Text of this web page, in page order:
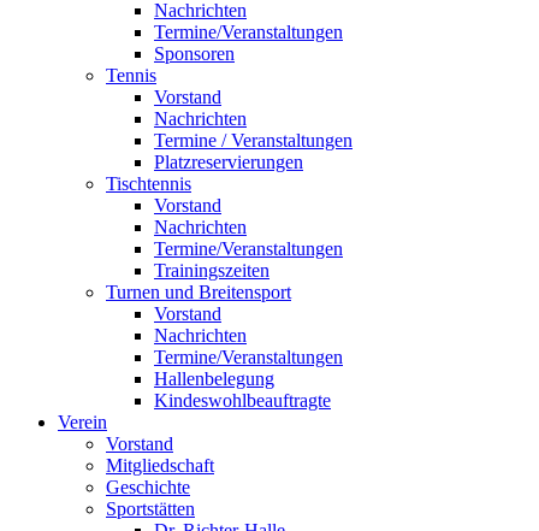
Nachrichten
Termine/Veranstaltungen
Sponsoren
Tennis
Vorstand
Nachrichten
Termine / Veranstaltungen
Platzreservierungen
Tischtennis
Vorstand
Nachrichten
Termine/Veranstaltungen
Trainingszeiten
Turnen und Breitensport
Vorstand
Nachrichten
Termine/Veranstaltungen
Hallenbelegung
Kindeswohlbeauftragte
Verein
Vorstand
Mitgliedschaft
Geschichte
Sportstätten